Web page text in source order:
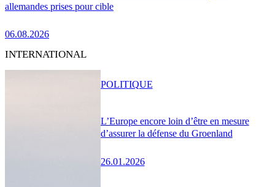
allemandes prises pour cible
06.08.2026
INTERNATIONAL
L’Europe encore loin d’être en mesure
d’assurer la défense du Groenland
26.01.2026
POLITIQUE